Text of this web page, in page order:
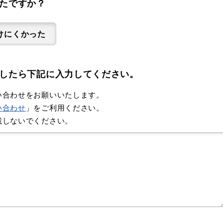
ですか？
にくかった
たら下記に入力してください。
わせをお願いいたします。
合わせ 」をご利用ください。
ないでください。